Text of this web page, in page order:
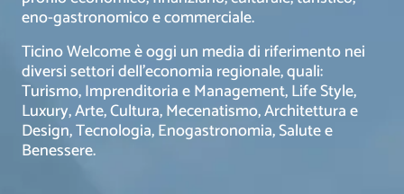
eno-gastronomico e commerciale.
Ticino Welcome è oggi un media di riferimento nei
diversi settori dell’economia regionale, quali:
Turismo, Imprenditoria e Management, Life Style,
Luxury, Arte, Cultura, Mecenatismo, Architettura e
Design, Tecnologia, Enogastronomia, Salute e
Benessere.